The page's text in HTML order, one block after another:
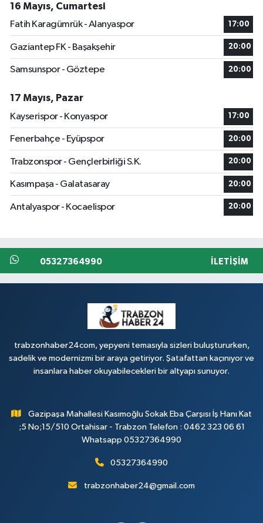
16 Mayıs, Cumartesi
Fatih Karagümrük - Alanyaspor
17:00
Gaziantep FK - Başakşehir 20:00
Samsunspor - Göztepe 20:00
17 Mayıs, Pazar
Kayserispor - Konyaspor
17:00
Fenerbahçe - Eyüpspor 20:00
Trabzonspor - Gençlerbirliği S.K. 20:00
Kasımpaşa - Galatasaray 20:00
Antalyaspor - Kocaelispor 20:00
05327364990 İLETIŞIM
trabzonhaber24com, yepyeni temasıyla sizleri buluştururken,
sadelik ve modernizmi bir araya getiriyor. Şatafattan kaçınıyor ve
insanlara haber okuyabilecekleri bir altyapı sunuyor.
Gazipaşa Mahallesi Kasımoğlu Sokak Eba Çarşısı İş Hanı Kat
;5 No;15/510 Ortahisar - Trabzon Telefon : 0462 323 06 61
Whatsapp 05327364990
05327364990
trabzonhaber24@gmail.com